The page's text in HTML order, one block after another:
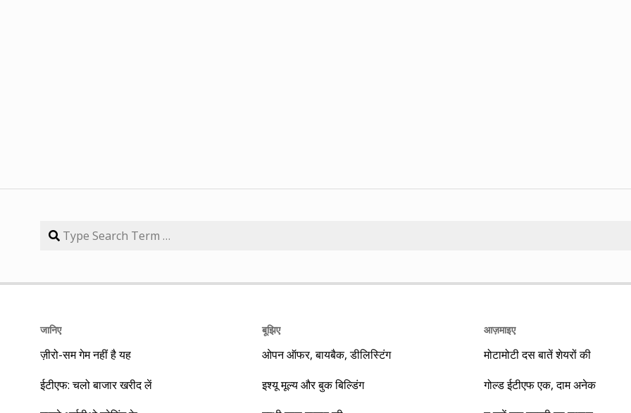
जानिए
ज़ीरो-सम गेम नहीं है यह
ईटीएफ: चलो बाजार खरीद लें
बूझिए
ओपन ऑफर, बायबैक, डीलिस्टिंग
इश्यू मूल्य और बुक बिल्डिंग
आज़माइए
मोटामोटी दस बातें शेयरों की
गोल्ड ईटीएफ एक, दाम अनेक